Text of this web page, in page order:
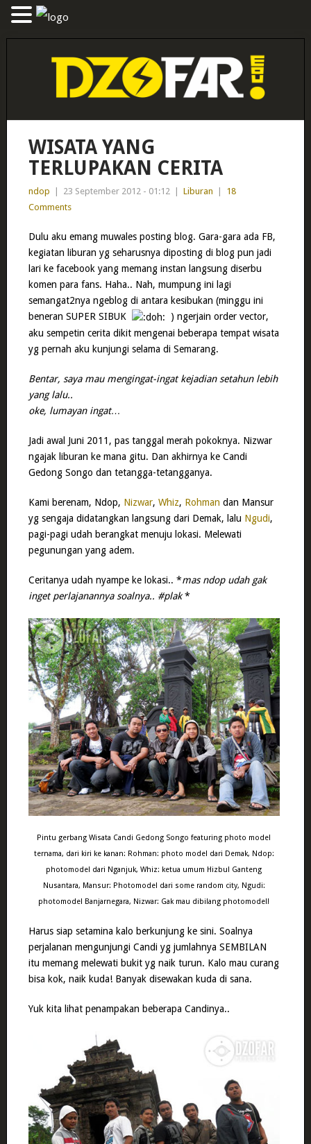
WISATA YANG
TERLUPAKAN CERITA
ndop 23 September 2012 - 01:12 Liburan
18
Comments
Dulu aku emang muwales posting blog. Gara-gara ada FB,
kegiatan liburan yg seharusnya diposting di blog pun jadi
lari ke facebook yang memang instan langsung diserbu
komen para fans. Haha.. Nah, mumpung ini lagi
semangat2nya ngeblog di antara kesibukan (minggu ini
beneran SUPER SIBUK
) ngerjain order vector,
aku sempetin cerita dikit mengenai beberapa tempat wisata
yg pernah aku kunjungi selama di Semarang.
Bentar, saya mau mengingat-ingat kejadian setahun lebih
yang lalu..
oke, lumayan ingat…
Jadi awal Juni 2011, pas tanggal merah pokoknya. Nizwar
ngajak liburan ke mana gitu. Dan akhirnya ke Candi
Gedong Songo dan tetangga-tetangganya.
Kami berenam, Ndop, Nizwar, Whiz, Rohman dan Mansur
yg sengaja didatangkan langsung dari Demak, lalu Ngudi,
pagi-pagi udah berangkat menuju lokasi. Melewati
pegunungan yang adem.
Ceritanya udah nyampe ke lokasi.. *mas ndop udah gak
inget perlajanannya soalnya.. #plak*
Pintu gerbang Wisata Candi Gedong Songo featuring photo model
ternama, dari kiri ke kanan: Rohman: photo model dari Demak, Ndop:
photomodel dari Nganjuk, Whiz: ketua umum Hizbul Ganteng
Nusantara, Mansur: Photomodel dari some random city, Ngudi:
photomodel Banjarnegara, Nizwar: Gak mau dibilang photomodel!
Harus siap setamina kalo berkunjung ke sini. Soalnya
perjalanan mengunjungi Candi yg jumlahnya SEMBILAN
itu memang melewati bukit yg naik turun. Kalo mau curang
bisa kok, naik kuda! Banyak disewakan kuda di sana.
Yuk kita lihat penampakan beberapa Candinya..